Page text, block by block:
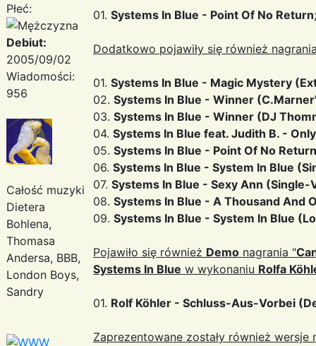
Płeć:
Debiut:
2005/09/02
Wiadomości:
956
Całość muzyki
Dietera
Bohlena,
Thomasa
Andersa, BBB,
London Boys,
Sandry
01. Systems In Blue - Point Of No Return;
Dodatkowo pojawiły się również
01. Systems In Blue - Magic Mystery
02. Systems In Blue - Winner
03. Systems In Blue - Winner (DJ
04. Systems In Blue feat. Judith B. -
05. Systems In Blue - Point Of No
06. Systems In Blue - System In Blue
07. Systems In Blue - Sexy Ann (Single-
08. Systems In Blue - A Thousand And
09. Systems In Blue - System In Blue
Pojawiło się również Demo nagrania "
Systems In Blue w wykonaniu Rolfa
01. Rolf Köhler - Schluss-Aus-Vorbei
Zaprezentowane zostały również wersje